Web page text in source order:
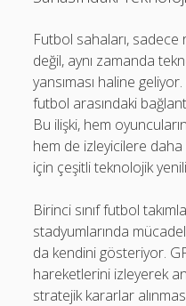
Futbol sahaları, sadece
değil, aynı zamanda
yansıması haline
futbol arasındaki
Bu ilişki, hem
hem de izleyicilere
için çeşitli teknolojik
Birinci sınıf futbol
stadyumlarında
da kendini gösteriyor.
hareketlerini izleyerek
stratejik kararlar